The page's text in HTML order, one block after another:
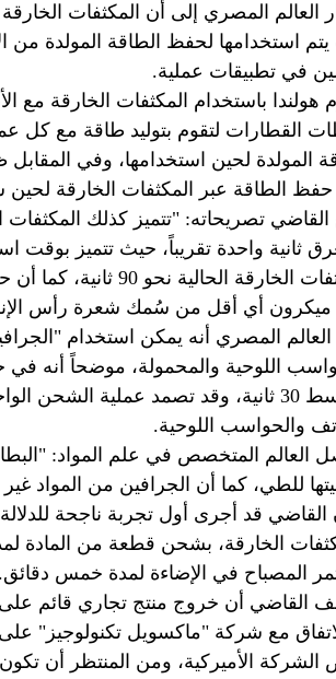
العالم المصري إلى أن المكثفات
استخدامها لحفظ الطاقة المولدة من
في تطبيقات عملية.
هولندا باستخدام المكثفات الخارقة مع
القطارات لتقوم بتوليد طاقة مع كل
المولدة لحين استخدامها، وفي
حفظ الطاقة عبر المكثفات الخارقة لحين
القاضي تصريحاته: "تتميز كذلك
المكثفات الخارقة
العالم المصري أنه يمكن استخدام
اللوحية والمحمولة، موضحاً أنه
بمتوسط 30 ثانية، وقد تصمد عملية
والحواسب اللوحية.
العالم المتخصص في علم المواد:
للطي، كما أن الجرافين من المواد غير
القاضي قد أجرى أول تجربة ناجحة
الخارقة، بشحن قطعة من المادة
المصباح في الإضاءة لمدة خمس دقائق.
القاضي أن خروج منتج تجاري قائم على
مع شركة "ماكسويل تكنولوجيز"
الأميركية، ومن المنتظر أن